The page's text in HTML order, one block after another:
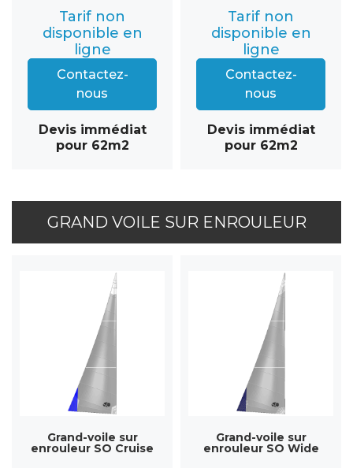
Tarif non
disponible en
ligne
Contactez-
nous
Devis immédiat
pour 62m2
Tarif non
disponible en
ligne
Contactez-
nous
Devis immédiat
pour 62m2
GRAND VOILE SUR ENROULEUR
Grand-voile sur
enrouleur SO Cruise
Grand-voile sur
enrouleur SO Wide